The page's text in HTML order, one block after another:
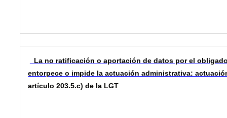
La no ratificación o aportación de datos por el
entorpece o impide la actuación administrativa:
artículo 203.5.c) de la LGT